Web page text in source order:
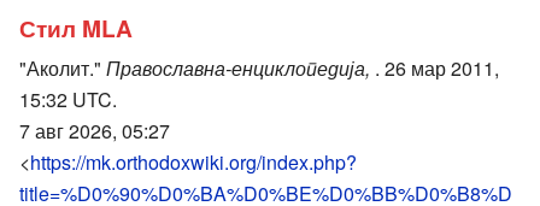
Стил MLA
"Аколит." Православна-енциклопедија, . 26 мар 2011,
15:32 UTC.
7 авг 2026, 05:27
<https://mk.orthodoxwiki.org/index.php?
title=%D0%90%D0%BA%D0%BE%D0%BB%D0%B8%D